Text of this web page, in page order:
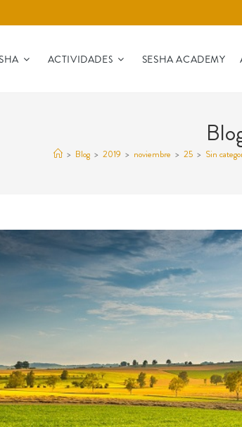
ACTIVIDADES SESHA ACADEMY
> Blog > 2019 > noviembre > 25 > Sin